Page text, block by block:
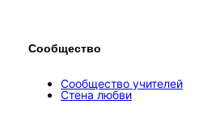
Сообщество
Сообщество учителей
Стена любви